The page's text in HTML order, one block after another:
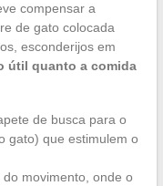
compensar a
de gato colocada
esconderijos em
útil quanto a comida
de busca para o
gato) que estimulem o
movimento, onde o